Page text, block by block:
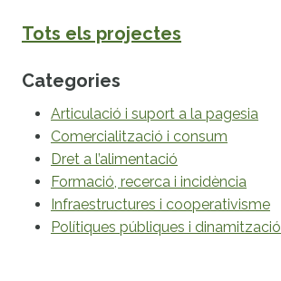
Tots els projectes
Categories
Articulació i suport a la pagesia
Comercialització i consum
Dret a l’alimentació
Formació, recerca i incidència
Infraestructures i cooperativisme
Polítiques públiques i dinamització